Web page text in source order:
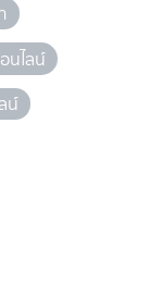
นไลน์
น์